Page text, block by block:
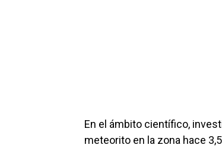
En el ámbito científico,
meteorito en la zona hace